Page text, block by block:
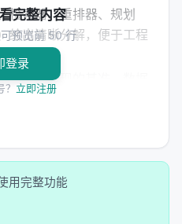
检索器、重排器、规划
给出清晰分解，便于工程
提供可复现的基准、数据
可信度、延迟与成本、幻
态扩展等。
完整内容
预览前 50 行
登录
立即注册
用完整功能